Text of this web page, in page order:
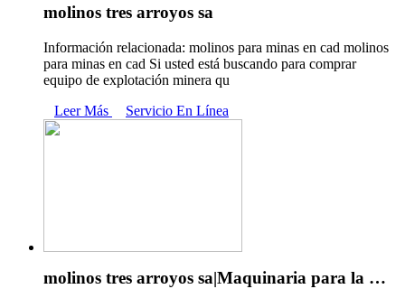
molinos tres arroyos sa
Información relacionada: molinos para minas en cad molinos
para minas en cad Si usted está buscando para comprar
equipo de explotación minera qu
Leer Más
Servicio En Línea
molinos tres arroyos sa|Maquinaria para la …